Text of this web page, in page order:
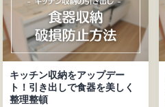
キッチン収納をアップデー
ト！引き出しで食器を美しく
整理整頓